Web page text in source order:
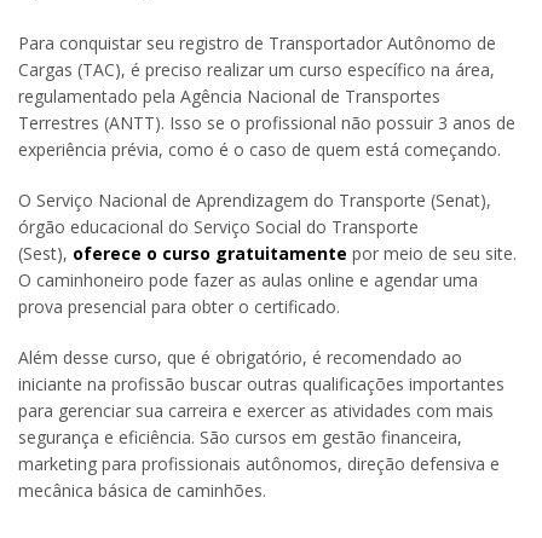
Para conquistar seu registro de Transportador Autônomo de
Cargas (TAC), é preciso realizar um curso específico na área,
regulamentado pela Agência Nacional de Transportes
Terrestres (ANTT). Isso se o profissional não possuir 3 anos de
experiência prévia, como é o caso de quem está começando.
O Serviço Nacional de Aprendizagem do Transporte (Senat),
órgão educacional do Serviço Social do Transporte
(Sest), oferece o curso gratuitamente por meio de seu site.
O caminhoneiro pode fazer as aulas online e agendar uma
prova presencial para obter o certificado.
Além desse curso, que é obrigatório, é recomendado ao
iniciante na profissão buscar outras qualificações importantes
para gerenciar sua carreira e exercer as atividades com mais
segurança e eficiência. São cursos em gestão financeira,
marketing para profissionais autônomos, direção defensiva e
mecânica básica de caminhões.